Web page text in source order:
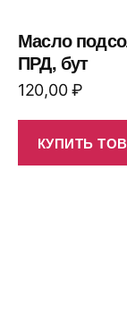
Масло
ПРД, бут
120,00₽
КУПИТЬ